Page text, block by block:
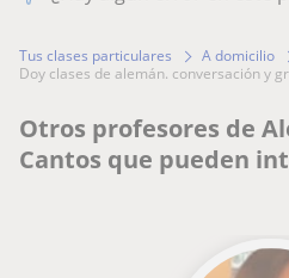
Tus clases particulares A domicilio
doy clases de alemán. conversación y
Otros profesores de
Cantos que pueden